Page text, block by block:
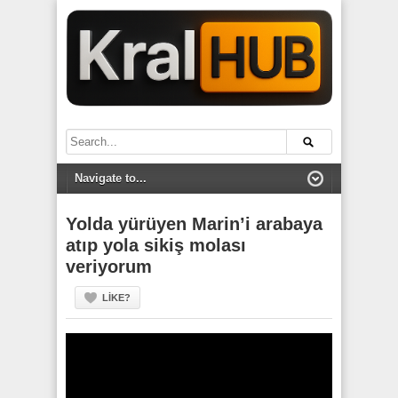
Yolda yürüyen Marin’i arabaya
atıp yola sikiş molası
veriyorum
LIKE?